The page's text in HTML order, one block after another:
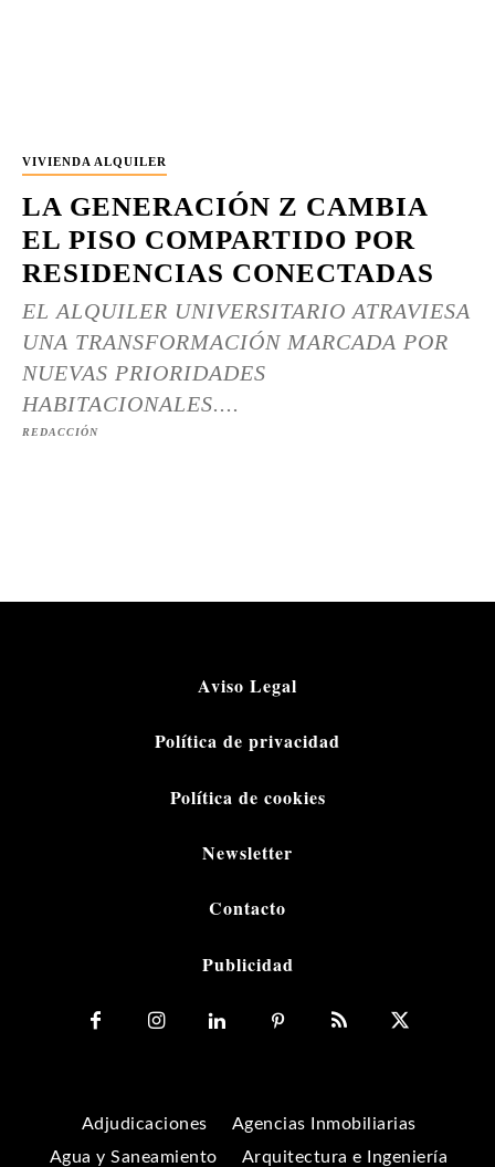
VIVIENDA ALQUILER
LA GENERACIÓN Z CAMBIA
EL PISO COMPARTIDO POR
RESIDENCIAS CONECTADAS
EL ALQUILER UNIVERSITARIO ATRAVIESA
UNA TRANSFORMACIÓN MARCADA POR
NUEVAS PRIORIDADES
HABITACIONALES....
REDACCIÓN
Aviso Legal
Política de privacidad
Política de cookies
Newsletter
Contacto
Publicidad
Adjudicaciones
Agencias Inmobiliarias
Agua y Saneamiento
Arquitectura e Ingeniería